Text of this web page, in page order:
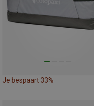
Je bespaart 33%